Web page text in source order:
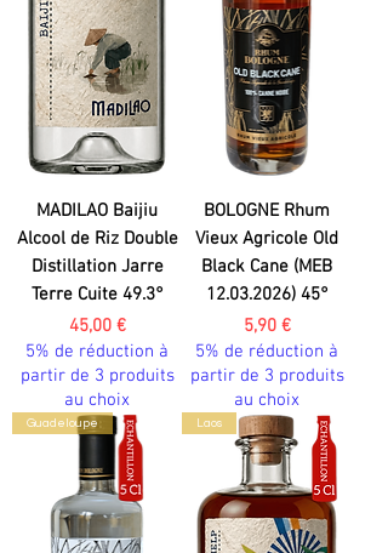
MADILAO Baijiu
Alcool de Riz Double
Distillation Jarre
Terre Cuite 49.3°
Prix
45,00 €
5% de réduction à
partir de 3 produits
au choix
BOLOGNE Rhum
Vieux Agricole Old
Black Cane (MEB
12.03.2026) 45°
Prix
5,90 €
5% de réduction à
partir de 3 produits
au choix
Guadeloupe Laos